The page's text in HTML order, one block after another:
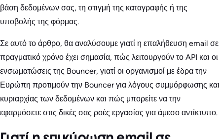
βάση δεδομένων σας, τη στιγμή της καταγραφής ή της
υποβολής της φόρμας.
Σε αυτό το άρθρο, θα αναλύσουμε γιατί η επαλήθευση email σε
πραγματικό χρόνο έχει σημασία, πώς λειτουργούν το API και οι
ενσωματώσεις της Bouncer, γιατί οι οργανισμοί με έδρα την
Ευρώπη προτιμούν την Bouncer για λόγους συμμόρφωσης και
κυριαρχίας των δεδομένων και πώς μπορείτε να την
εφαρμόσετε στις δικές σας ροές εργασίας για άμεσο αντίκτυπο.